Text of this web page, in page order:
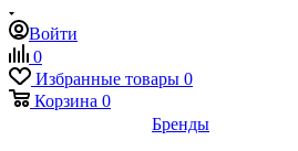
Войти
0
Избранные товары 0
Корзина 0
Бренды